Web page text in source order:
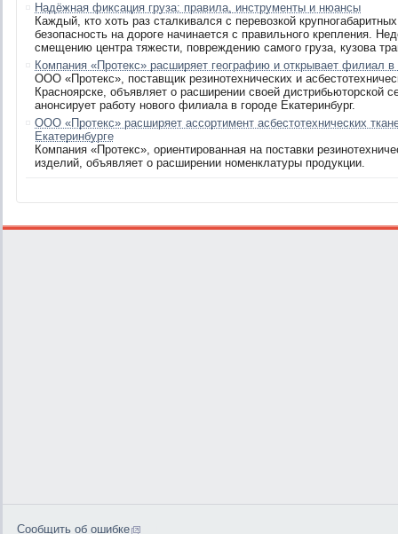
Надёжная фиксация груза: правила, инструменты и нюансы
Каждый, кто хоть раз сталкивался с перевозкой
безопасность на дороге начинается с правильного крепления.
смещению центра тяжести, повреждению самого груза, кузова
Компания «Протекс» расширяет географию и открывает филиал в
ООО «Протекс», поставщик резинотехнических и
Красноярске, объявляет о расширении своей дистрибьюторской
анонсирует работу нового филиала в городе Екатеринбург.
ООО «Протекс» расширяет ассортимент асбестотехнических
Екатеринбурге
Компания «Протекс», ориентированная на поставки
изделий, объявляет о расширении номенклатуры продукции.
Сообщить об ошибке